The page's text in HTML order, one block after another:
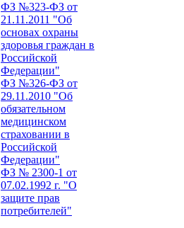
ФЗ №323-ФЗ от
21.11.2011 "Об
основах охраны
здоровья граждан в
Российской
Федерации"
ФЗ №326-ФЗ от
29.11.2010 "Об
обязательном
медицинском
страховании в
Российской
Федерации"
ФЗ № 2300-1 от
07.02.1992 г. "О
защите прав
потребителей"